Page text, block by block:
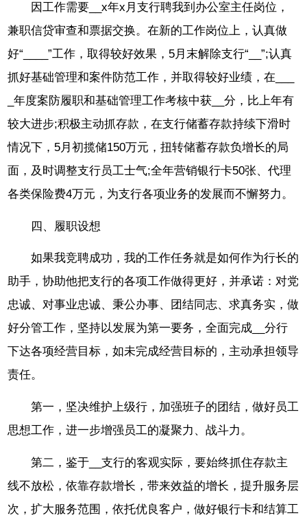
因工作需要__x年x月支行聘我到办公室主任岗位，
兼职信贷审查和票据交换。在新的工作岗位上，认真做
好“____”工作，取得较好效果，5月末解除支行“__”;认真
抓好基础管理和案件防范工作，并取得较好业绩，在___
_年度案防履职和基础管理工作考核中获__分，比上年有
较大进步;积极主动抓存款，在支行储蓄存款持续下滑时
情况下，5月初揽储150万元，扭转储蓄存款负增长的局
面，及时调整支行员工士气;全年营销银行卡50张、代理
各类保险费4万元，为支行各项业务的发展而不懈努力。
四、履职设想
如果我竞聘成功，我的工作任务就是如何作为行长的
助手，协助他把支行的各项工作做得更好，并承诺：对党
忠诚、对事业忠诚、秉公办事、团结同志、求真务实，做
好分管工作，坚持以发展为第一要务，全面完成__分行
下达各项经营目标，如未完成经营目标的，主动承担领导
责任。
第一，坚决维护上级行，加强班子的团结，做好员工
思想工作，进一步增强员工的凝聚力、战斗力。
第二，鉴于__支行的客观实际，要始终抓住存款主
线不放松，依靠存款增长，带来效益的增长，提升服务层
次，扩大服务范围，依托优良客户，做好银行卡和结算工